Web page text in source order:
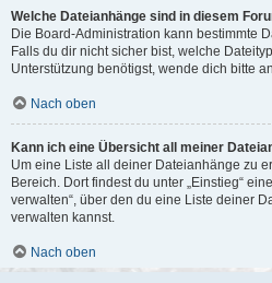
Welche Dateianhänge sind in diesem
Die Board-Administration kann bestimmte
Falls du dir nicht sicher bist, welche
Unterstützung benötigst, wende dich bitte
Nach oben
Kann ich eine Übersicht all meiner
Um eine Liste all deiner Dateianhänge zu
Bereich. Dort findest du unter „Einstieg“
verwalten“, über den du eine Liste deiner
verwalten kannst.
Nach oben